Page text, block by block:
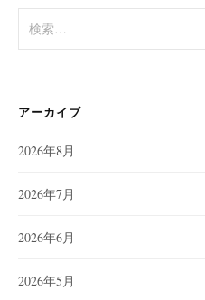
索:
アーカイブ
2026年8月
2026年7月
2026年6月
2026年5月